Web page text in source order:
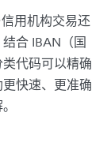
用机构交易还
合 IBAN（国
代码可以精确
快速、更准确